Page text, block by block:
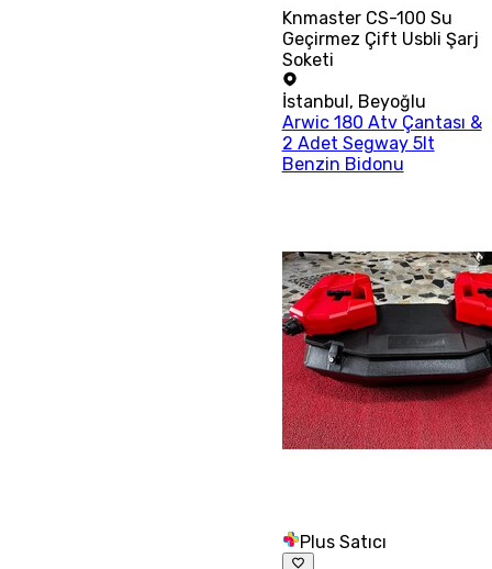
Knmaster CS-100 Su
Geçirmez Çift Usbli Şarj
Soketi
İstanbul, Beyoğlu
Arwic 180 Atv Çantası &
2 Adet Segway 5lt
Benzin Bidonu
Plus Satıcı